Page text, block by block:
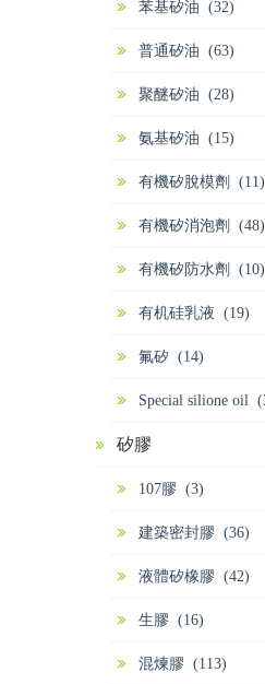
苯基矽油 (32)
普通矽油 (63)
聚醚矽油 (28)
氨基矽油 (15)
有機矽脫模劑 (11)
有機矽消泡劑 (48)
有機矽防水劑 (10)
有机硅乳液 (19)
氟矽 (14)
Special silione oil
矽膠
107膠 (3)
建築密封膠 (36)
液體矽橡膠 (42)
生膠 (16)
混煉膠 (113)